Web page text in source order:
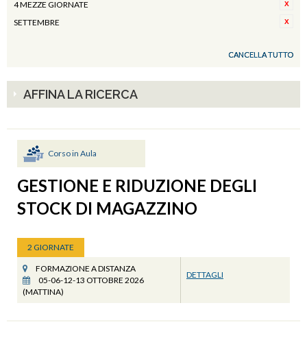
4 MEZZE GIORNATE
SETTEMBRE
CANCELLA TUTTO
AFFINA LA RICERCA
Corso in Aula
GESTIONE E RIDUZIONE DEGLI
STOCK DI MAGAZZINO
2 GIORNATE
FORMAZIONE A DISTANZA
05-06-12-13 OTTOBRE 2026
(MATTINA)
DETTAGLI